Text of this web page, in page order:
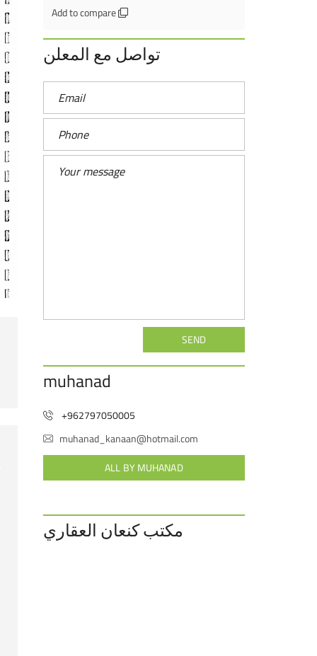
Add to compare
تواصل مع المعلن
SEND
muhanad
+962797050005
muhanad_kanaan@hotmail.com
ALL BY MUHANAD
مكتب كنعان العقاري